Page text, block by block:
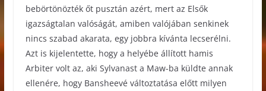
bebörtönözték őt pusztán azért, mert az Elsők
igazságtalan valóságát, amiben valójában senkinek
nincs szabad akarata, egy jobbra kívánta lecserélni.
Azt is kijelentette, hogy a helyébe állított hamis
Arbiter volt az, aki Sylvanast a Maw-ba küldte annak
ellenére, hogy Bansheevé változtatása előtt milyen